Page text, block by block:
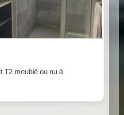
T2 meublé ou nu à